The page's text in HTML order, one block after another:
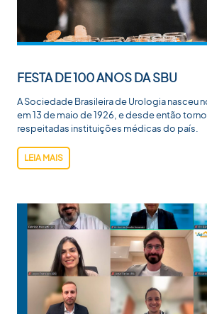
FESTA DE 100 ANOS DA SBU
A Sociedade Brasileira de Urologia nasceu
em 13 de maio de 1926, e desde então
respeitadas instituições médicas do país.
LEIA MAIS